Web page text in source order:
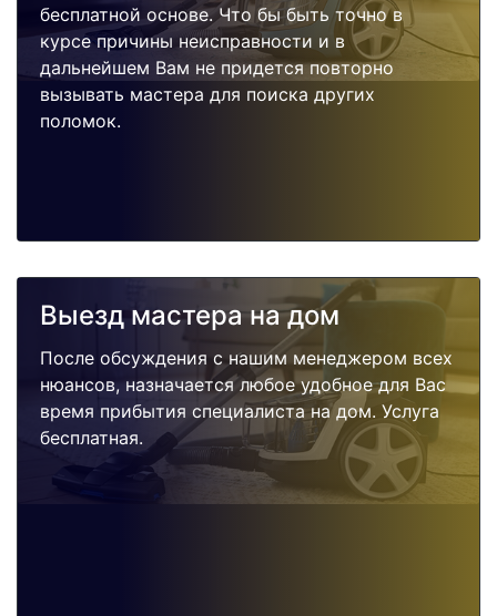
бесплатной основе. Что бы быть точно в
курсе причины неисправности и в
дальнейшем Вам не придется повторно
вызывать мастера для поиска других
поломок.
Выезд мастера на дом
После обсуждения с нашим менеджером всех
нюансов, назначается любое удобное для Вас
время прибытия специалиста на дом. Услуга
бесплатная.